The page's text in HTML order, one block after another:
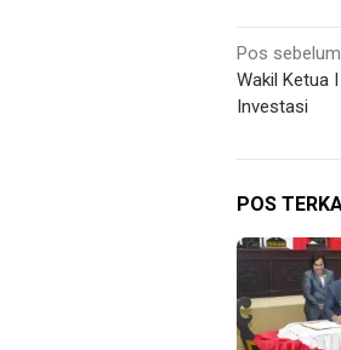
pos
Pos
Wakil Ketua
Investasi
POS